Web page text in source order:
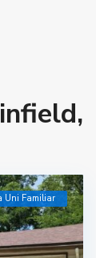
Uni Familiar